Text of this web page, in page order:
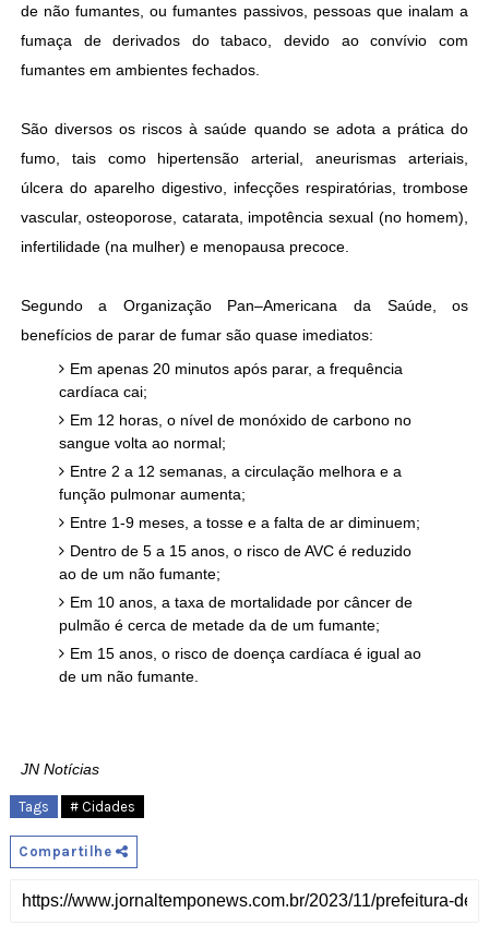
de não fumantes, ou fumantes passivos, pessoas que inalam a
fumaça de derivados do tabaco, devido ao convívio com
fumantes em ambientes fechados.
São diversos os riscos à saúde quando se adota a prática do
fumo, tais como hipertensão arterial, aneurismas arteriais,
úlcera do aparelho digestivo, infecções respiratórias, trombose
vascular, osteoporose, catarata, impotência sexual (no homem),
infertilidade (na mulher) e menopausa precoce.
Segundo a Organização Pan–Americana da Saúde, os
benefícios de parar de fumar são quase imediatos:
Em apenas 20 minutos após parar, a frequência
cardíaca cai;
Em 12 horas, o nível de monóxido de carbono no
sangue volta ao normal;
Entre 2 a 12 semanas, a circulação melhora e a
função pulmonar aumenta;
Entre 1-9 meses, a tosse e a falta de ar diminuem;
Dentro de 5 a 15 anos, o risco de AVC é reduzido
ao de um não fumante;
Em 10 anos, a taxa de mortalidade por câncer de
pulmão é cerca de metade da de um fumante;
Em 15 anos, o risco de doença cardíaca é igual ao
de um não fumante.
JN Notícias
Tags # Cidades
Compartilhe